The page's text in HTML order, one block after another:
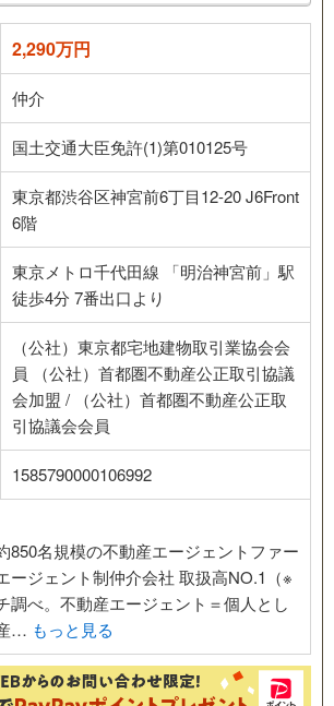
2,290万円
仲介
国土交通大臣免許(1)第010125号
東京都渋谷区神宮前6丁目12-20 J6Front
6階
東京メトロ千代田線 「明治神宮前」駅
徒歩4分 7番出口より
（公社）東京都宅地建物取引業協会会
員 （公社）首都圏不動産公正取引協議
会加盟 / （公社）首都圏不動産公正取
引協議会会員
1585790000106992
850名規模の不動産エージェントファー
ージェント制仲介会社 取扱高NO.1（※
調べ。不動産エージェント＝個人とし
… もっと見る